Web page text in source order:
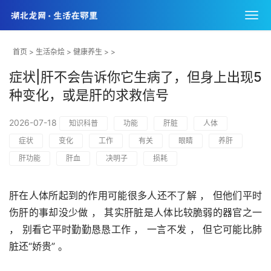
首页 > 生活杂烩 > 健康养生 > >
症状|肝不会告诉你它生病了，但身上出现5
种变化，或是肝的求救信号
2026-07-18 知识科普 功能 肝脏
人体
症状
变化 工作 有关 眼睛
养肝
肝功能
肝血 决明子 损耗
肝在人体所起到的作用可能很多人还不了解 ， 但他们平时
伤肝的事却没少做 ， 其实肝脏是人体比较脆弱的器官之一
， 别看它平时勤勤恳恳工作 ， 一言不发 ， 但它可能比肺
脏还“娇贵” 。